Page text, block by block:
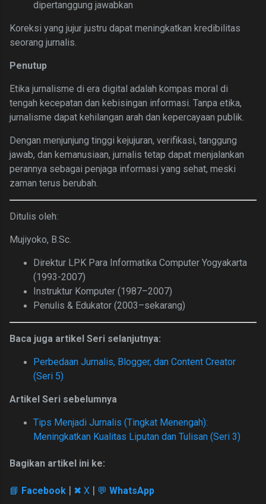
dipertanggung jawabkan
Koreksi yang jujur justru dapat meningkatkan kredibilitas
seorang jurnalis.
Penutup
Etika jurnalisme di era digital adalah kompas moral di
tengah kecepatan dan kebisingan informasi. Tanpa etika,
jurnalisme dapat kehilangan arah dan kepercayaan publik.
Dengan menjunjung tinggi kejujuran, verifikasi, tanggung
jawab, dan kemanusiaan, jurnalis tetap dapat menjalankan
perannya sebagai penjaga informasi yang sehat, meski
zaman terus berubah.
Ditulis oleh:
Mujiyoko, B.Sc.
Direktur LPK Para Informatika Computer Yogyakarta
(1993-2007)
Instruktur Komputer (1987–2007)
Penulis & Edukator (2003–sekarang)
Baca juga artikel Seri selanjutnya:
Perbedaan Jurnalis, Blogger, dan Content Creator
(Seri 5)
Artikel Seri sebelumnya
Tips Menjadi Jurnalis (Tingkat Menengah):
Meningkatkan Kualitas Liputan dan Tulisan (Seri 3)
Bagikan artikel ini ke:
📘 Facebook | ✖ X | 💬 WhatsApp